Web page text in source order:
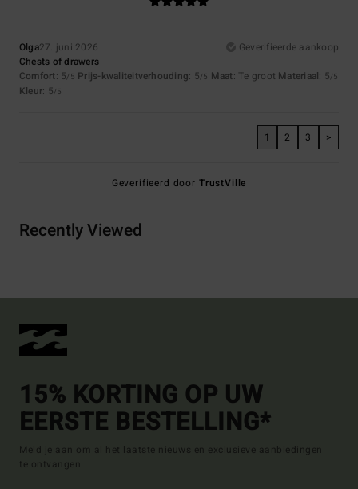
Olga27. juni 2026
Geverifieerde aankoop
Chests of drawers
Comfort: 5/5 Prijs-kwaliteitverhouding: 5/5 Maat: Te groot Materiaal: 5/5
Kleur: 5/5
1 2 3 >
Geverifieerd door TrustVille
Recently Viewed
15% KORTING OP UW
EERSTE BESTELLING*
Meld je aan om al het laatste nieuws en exclusieve aanbiedingen
te ontvangen.